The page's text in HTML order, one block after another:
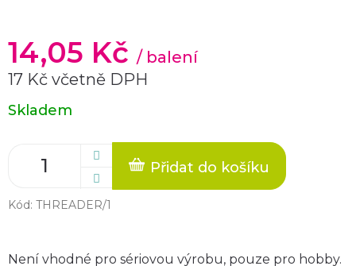
14,05 Kč / balení
17 Kč včetně DPH
Měrná
cena:
Skladem
Přidat do košíku
Kód: THREADER/1
Není vhodné pro sériovou výrobu, pouze pro hobby.